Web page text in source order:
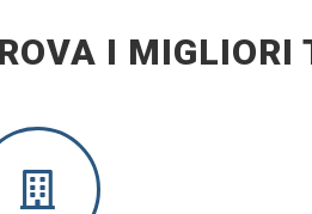
I MIGLIORI